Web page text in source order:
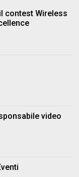
contest Wireless
video